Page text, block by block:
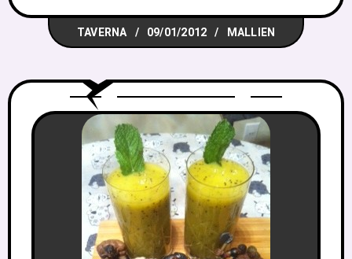
foi convidado a participar. Trata-se do
“Winterheim Frozen” Direto das
TAVERNA 09/01/2012 MALLIEN